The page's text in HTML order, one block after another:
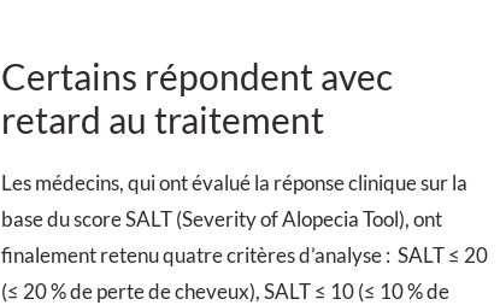
Certains répondent avec
retard au traitement
Les médecins, qui ont évalué la réponse clinique sur la
base du score SALT (Severity of Alopecia Tool), ont
finalement retenu quatre critères d’analyse : SALT ≤ 20
(≤ 20 % de perte de cheveux), SALT ≤ 10 (≤ 10 % de